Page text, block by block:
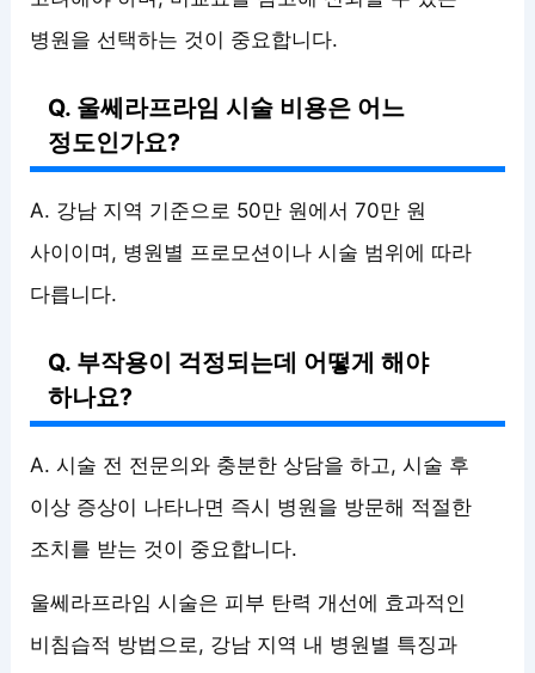
병원을 선택하는 것이 중요합니다.
Q. 울쎄라프라임 시술 비용은 어느
정도인가요?
A. 강남 지역 기준으로 50만 원에서 70만 원
사이이며, 병원별 프로모션이나 시술 범위에 따라
다릅니다.
Q. 부작용이 걱정되는데 어떻게 해야
하나요?
A. 시술 전 전문의와 충분한 상담을 하고, 시술 후
이상 증상이 나타나면 즉시 병원을 방문해 적절한
조치를 받는 것이 중요합니다.
울쎄라프라임 시술은 피부 탄력 개선에 효과적인
비침습적 방법으로, 강남 지역 내 병원별 특징과